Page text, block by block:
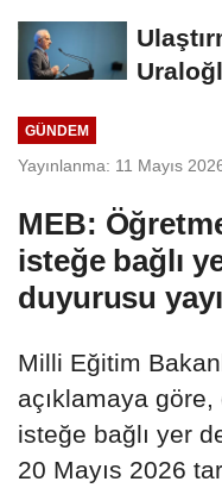
GÜNDEM
Yayınlanma: 11 Mayıs
MEB:
isteğe bağlı
duyurusu
Milli Eğitim
açıklamaya
isteğe bağlı yer
20 Mayıs 2026